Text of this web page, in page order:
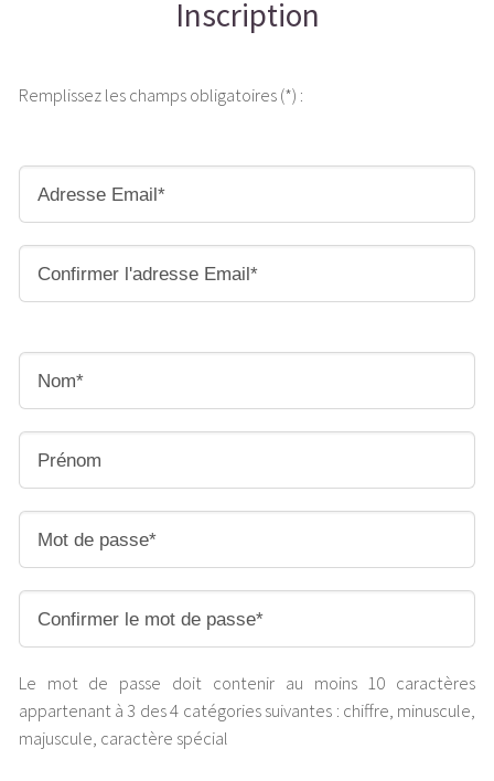
Inscription
Remplissez les champs obligatoires (*) :
Le mot de passe doit contenir au moins 10 caractères
appartenant à 3 des 4 catégories suivantes : chiffre, minuscule,
majuscule, caractère spécial